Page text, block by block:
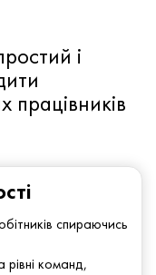
спираючись
команд,
і
працівників